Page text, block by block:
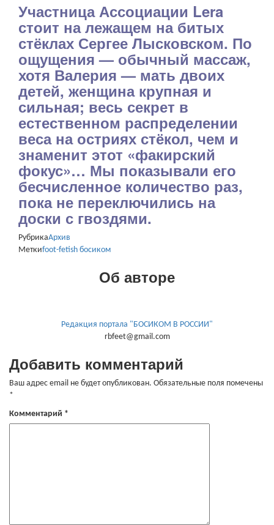
Участница Ассоциации Lera
стоит на лежащем на битых
стёклах Сергее Лысковском. По
ощущения — обычный массаж,
хотя Валерия — мать двоих
детей, женщина крупная и
сильная; весь секрет в
естественном распределении
веса на остриях стёкол, чем и
знаменит этот «факирский
фокус»… Мы показывали его
бесчисленное количество раз,
пока не переключились на
доски с гвоздями.
РубрикаАрхив
Меткиfoot-fetish босиком
Об авторе
Редакция портала "БОСИКОМ В РОССИИ"
rbfeet@gmail.com
Добавить комментарий
Ваш адрес email не будет опубликован. Обязательные поля помечены
*
Комментарий *